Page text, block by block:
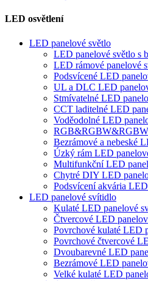
LED osvětlení
LED panelové světlo
LED panelové světlo s
LED rámové panelové
Podsvícené LED
UL a DLC LED
Stmívatelné LED
CCT laditelné LED
Voděodolné LED
Bezrámové a nebeské
Úzký rám LED
Multifunkční LED
Chytré DIY LED
Podsvícení akvária
LED panelové svítidlo
Kulaté LED panelové
Čtvercové LED
Povrchové kulaté LED
Povrchové čtvercové
Dvoubarevné LED
Bezrámové LED
Velké kulaté LED